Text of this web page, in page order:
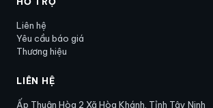
Liên hệ
Yêu cầu báo giá
Thương hiệu
LIÊN HỆ
Ấp Thuận Hòa 2 Xã Hòa Khánh, Tỉnh Tây Ninh